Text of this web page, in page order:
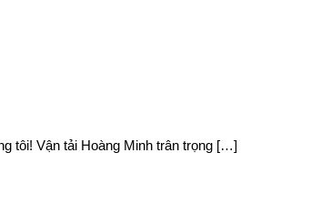
tôi! Vận tải Hoàng Minh trân trọng […]